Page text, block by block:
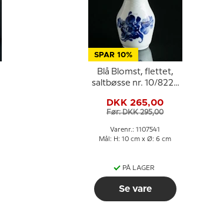
SPAR 10%
Blå Blomst, flettet,
saltbøsse nr. 10/8225
Copenhagen
DKK 265,00
Før: DKK 295,00
Varenr.: 1107541
Mål: H: 10 cm x Ø: 6 cm
PÅ LAGER
Se vare